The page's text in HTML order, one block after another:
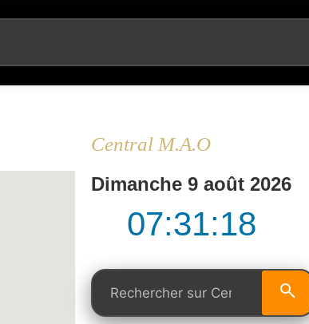
Central M.a.o
Dimanche 9 août 2026
07:31:19